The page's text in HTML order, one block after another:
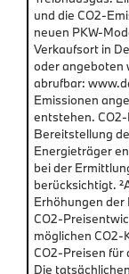
und die CO2-
neuen PKW-
Verkaufsort in
oder angeboten
abrufbar:
Emissionen
entstehen.
Bereitstellung
Energieträger
bei der
berücksichtigt.
Erhöhungen
CO2-
möglichen
CO2-Preisen
Die